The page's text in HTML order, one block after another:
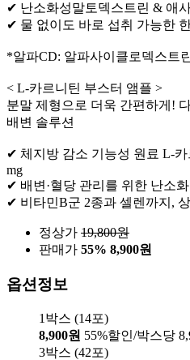
✔ 난소화성말토덱스트린 & 애
✔ 물 없이도 바로 섭취 가능한
*알파CD: 알파사이클로덱스트
< L-카르니틴 부스터 앰플 >
분말 제형으로 더욱 간편하게!
배변 솔루션
✔ 체지방 감소 기능성 원료 L-
mg
✔ 배변·혈당 관리를 위한 난소
✔ 비타민B군 2종과 셀렌까지,
정상가 19,800원
판매가 55% 8,900원
옵션정보
1박스 (14포)
8,900원 55%할인/박스당
3박스 (42포)